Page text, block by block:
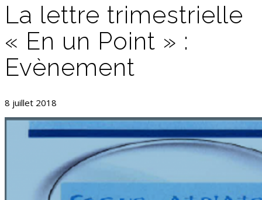
La lettre trimestrielle
« En un Point » :
Evènement
8 juillet 2018